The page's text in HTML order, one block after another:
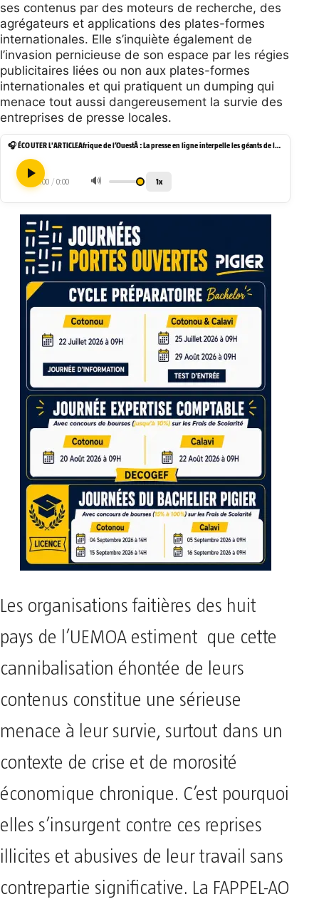
ses contenus par des moteurs de recherche, des
agrégateurs et applications des plates-formes
internationales. Elle s’inquiète également de
l’invasion pernicieuse de son espace par les régies
publicitaires liées ou non aux plates-formes
internationales et qui pratiquent un dumping qui
menace tout aussi dangereusement la survie des
entreprises de presse locales.
🎧 ÉCOUTER L'ARTICLE Afrique de l’OuestÂ : La presse en ligne interpelle les géants de l’Internet sur le piratage et le pillage de ses contenus
0:00 / 0:00 🔊 1x
Les organisations faitières des huit
pays de l’UEMOA estiment que cette
cannibalisation éhontée de leurs
contenus constitue une sérieuse
menace à leur survie, surtout dans un
contexte de crise et de morosité
économique chronique. C’est pourquoi
elles s’insurgent contre ces reprises
illicites et abusives de leur travail sans
contrepartie significative. La FAPPEL-AO